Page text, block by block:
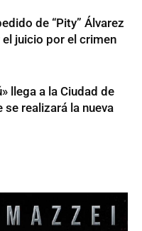
de “Pity” Álvarez
juicio por el crimen
llega a la Ciudad de
se realizará la nueva